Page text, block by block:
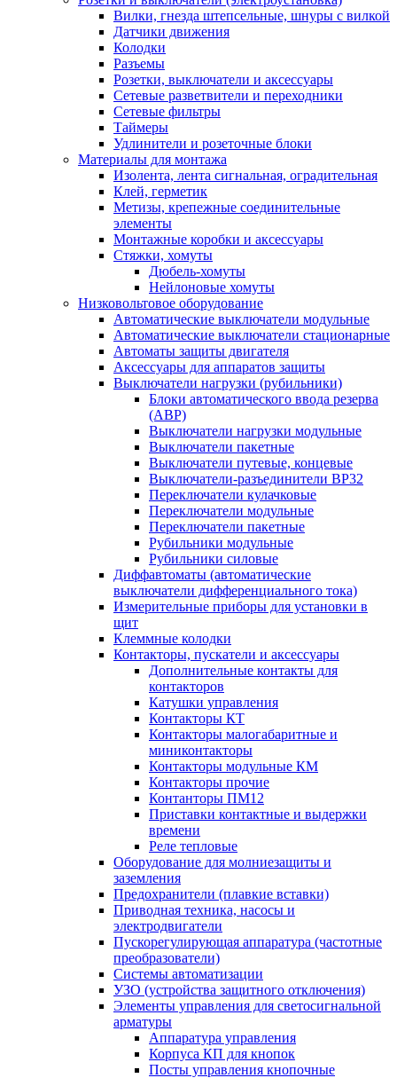
Вилки, гнезда штепсельные, шнуры с вилкой
Датчики движения
Колодки
Разъемы
Розетки, выключатели и аксессуары
Сетевые разветвители и переходники
Сетевые фильтры
Таймеры
Удлинители и розеточные блоки
Материалы для монтажа
Изолента, лента сигнальная, оградительная
Клей, герметик
Метизы, крепежные соединительные
элементы
Монтажные коробки и аксессуары
Стяжки, хомуты
Дюбель-хомуты
Нейлоновые хомуты
Низковольтовое оборудование
Автоматические выключатели модульные
Автоматические выключатели стационарные
Автоматы защиты двигателя
Аксессуары для аппаратов защиты
Выключатели нагрузки (рубильники)
Блоки автоматического ввода резерва
(АВР)
Выключатели нагрузки модульные
Выключатели пакетные
Выключатели путевые, концевые
Выключатели-разъединители ВР32
Переключатели кулачковые
Переключатели модульные
Переключатели пакетные
Рубильники модульные
Рубильники силовые
Диффавтоматы (автоматические
выключатели дифференциального тока)
Измерительные приборы для установки в
щит
Клеммные колодки
Контакторы, пускатели и аксессуары
Дополнительные контакты для
контакторов
Катушки управления
Контакторы КТ
Контакторы малогабаритные и
миниконтакторы
Контакторы модульные КМ
Контакторы прочие
Контанторы ПМ12
Приставки контактные и выдержки
времени
Реле тепловые
Оборудование для молниезащиты и
заземления
Предохранители (плавкие вставки)
Приводная техника, насосы и
электродвигатели
Пускорегулирующая аппаратура (частотные
преобразователи)
Системы автоматизации
УЗО (устройства защитного отключения)
Элементы управления для светосигнальной
арматуры
Аппаратура управления
Корпуса КП для кнопок
Посты управления кнопочные